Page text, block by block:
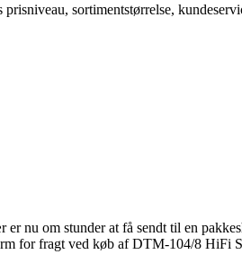
sortimentstørrelse,
nu om stunder at få sendt til en
for fragt ved køb af DTM-104/8 HiFi